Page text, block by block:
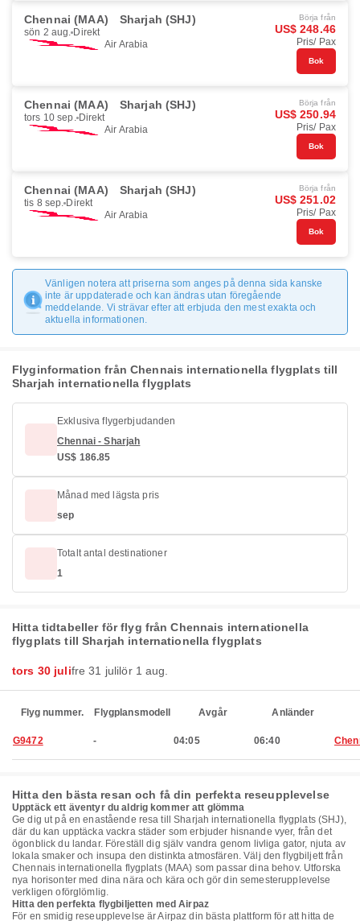
Chennai (MAA) Sharjah (SHJ)
sön 2 aug. Direkt
Air Arabia
Börja från
US$ 248.46
Pris/ Pax
Bok
Chennai (MAA) Sharjah (SHJ)
tors 10 sep. Direkt
Air Arabia
Börja från
US$ 250.94
Pris/ Pax
Bok
Chennai (MAA) Sharjah (SHJ)
tis 8 sep. Direkt
Air Arabia
Börja från
US$ 251.02
Pris/ Pax
Bok
Vänligen notera att priserna som anges på denna sida kanske
inte är uppdaterade och kan ändras utan föregående
meddelande. Vi strävar efter att erbjuda den mest exakta och
aktuella informationen.
Flyginformation från Chennais internationella flygplats till
Sharjah internationella flygplats
Exklusiva flygerbjudanden
Chennai - Sharjah
US$ 186.85
Månad med lägsta pris
sep
Totalt antal destinationer
1
Hitta tidtabeller för flyg från Chennais internationella
flygplats till Sharjah internationella flygplats
tors 30 julifre 31 julilör 1 aug.
Flyg nummer. Flygplansmodell Avgår Anländer
G9472 - 04:05 06:40
Hitta den bästa resan och få din perfekta reseupplevelse
Upptäck ett äventyr du aldrig kommer att glömma
Ge dig ut på en enastående resa till Sharjah internationella flygplats (SHJ),
där du kan upptäcka vackra städer som erbjuder hisnande vyer, från det
ögonblick du landar. Föreställ dig själv vandra genom livliga gator, njuta av
lokala smaker och insupa den distinkta atmosfären. Välj den flygbiljett från
Chennais internationella flygplats (MAA) som passar dina behov. Utforska
nya horisonter med dina nära och kära och gör din semesterupplevelse
verkligen oförglömlig.
Hitta den perfekta flygbiljetten med Airpaz
För en smidig reseupplevelse är Airpaz din bästa plattform för att hitta de